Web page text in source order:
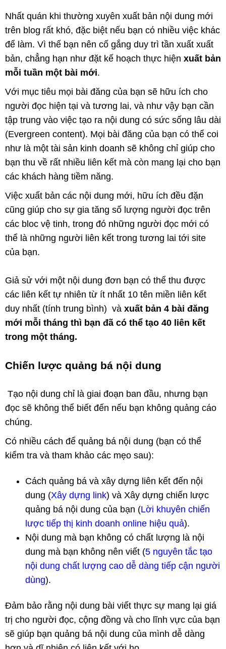
Nhất quán khi thường xuyên xuất bản nội dung mới
trên blog rất khó, đặc biệt nếu bạn có nhiều việc khác
để làm. Vì thế bạn nên cố gắng duy trì tần xuất xuất
bản, chẳng hạn như đặt kế hoạch thực hiện xuất bản
mỗi tuần một bài mới.
Với mục tiêu mọi bài đăng của bạn sẽ hữu ích cho
người đọc hiện tại và tương lai, và như vậy bạn cần
tập trung vào việc tạo ra nội dung có sức sống lâu dài
(Evergreen content). Mọi bài đăng của bạn có thể coi
như là một tài sản kinh doanh sẽ không chỉ giúp cho
bạn thu về rất nhiều liên kết mà còn mang lại cho bạn
các khách hàng tiềm năng.
Việc xuất bản các nội dung mới, hữu ích đều đặn
cũng giúp cho sự gia tăng số lượng người đọc trên
các bloc vệ tinh, trong đó những người đọc mới có
thể là những người liên kết trong tương lai tới site
của bạn.
Giả sử với một nội dung đơn bạn có thể thu được
các liên kết tự nhiên từ ít nhất 10 tên miền liên kết
duy nhất (tính trung bình) và xuất bản 4 bài đăng
mới mỗi tháng thì bạn đã có thể tạo 40 liên kết
trong một tháng.
Chiến lược quảng bá nội dung
Tạo nội dung chỉ là giai đoạn ban đầu, nhưng bạn
đọc sẽ không thể biết đến nếu bạn không quảng cáo
chúng.
Có nhiều cách để quảng bá nội dung (bạn có thể
kiểm tra và tham khảo các mẹo sau):
Cách quảng bá và xây dựng liên kết đến nội
dung (Xây dựng link) và Xây dựng chiến lược
quảng bá nội dung của bạn (Lời khuyên chiến
lược tiếp thị kinh doanh online hiệu quả).
Nội dung mà bạn không có chất lượng là nội
dung mà bạn không nên viết (5 nguyên tắc tạo
nội dung chất lượng cao dễ dàng tiếp cận người
dùng).
Đảm bảo rằng nội dung bài viết thực sự mang lại giá
trị cho người đọc, cộng đồng và cho lĩnh vực của bạn
sẽ giúp bạn quảng bá nội dung của mình dễ dàng